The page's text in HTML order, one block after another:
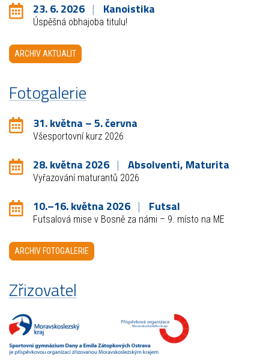
23. 6. 2026 Kanoistika
Úspěšná obhajoba titulu!
ARCHIV AKTUALIT
Fotogalerie
31. května – 5. června
Všesportovní kurz 2026
28. května 2026 Absolventi, Maturita
Vyřazování maturantů 2026
10.–16. května 2026 Futsal
Futsalová mise v Bosně za námi – 9. místo na ME
ARCHIV FOTOGALERIE
Zřizovatel